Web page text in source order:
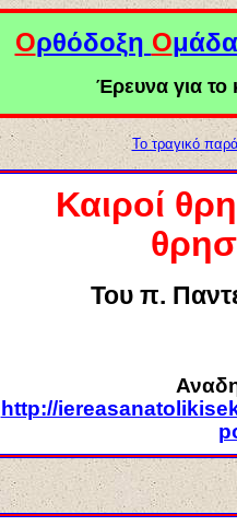
Ορθόδοξη Ομάδα
Έρευνα για το
Το τραγικό
Καιροί
Του π.
http://